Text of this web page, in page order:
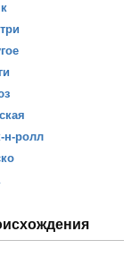
н-ролл